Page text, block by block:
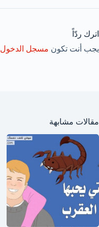
اترك ردّاً
يجب أنت تكون مسجل الدخول
مقالات مشابهة